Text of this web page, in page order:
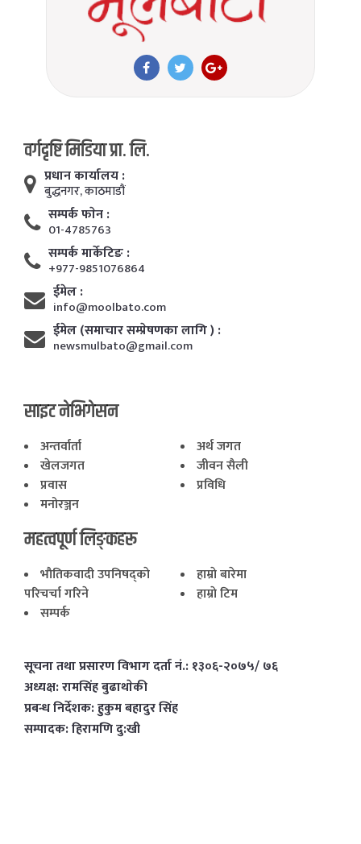
वर्गदृष्टि मिडिया प्रा. लि.
प्रधान कार्यालय :
बुद्धनगर, काठमाडाैं
सम्पर्क फाेन :
01-4785763
सम्पर्क मार्केटिङ :
+977-9851076864
ईमेल :
info@moolbato.com
ईमेल (समाचार सम्प्रेषणका लागि ) :
newsmulbato@gmail.com
साइट नेभिगेसन
अन्तर्वार्ता
अर्थ जगत
खेलजगत
जीवन सैली
प्रवास
प्रविधि
मनोरञ्जन
महत्वपूर्ण लिङ्कहरू
भाैतिकवादी उपनिषद्काे
परिचर्चा गरिने
हाम्राे बारेमा
हाम्राे टिम
सम्पर्क
सूचना तथा प्रसारण विभाग दर्ता नं.: १३०६-२०७५/ ७६
अध्यक्ष: रामसिंह बुढाथाेकी
प्रबन्ध निर्देशक: हुकुम बहादुर सिंह
सम्पादक: हिरामणि दु:खी